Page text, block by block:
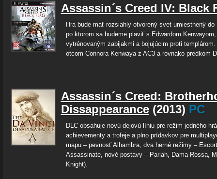
Assassin´s Creed IV: Black
Hra bude mať rozsiahly otvorený svet umiestnený do
po ktorom sa budeme plaviť s Edwardom
vytrénovaným zabijakmi a bojujúcim proti
otcom Connora Kenwaya z AC3 a rovnako predkom
Assassin´s Creed:
Dissappearance(2013) PC
DLC obsahuje novú dejovú líniu pre režim jedného
achievementy a trofeje a plno prídavkov pre
mapu – pevnosť Alhambra, dva herné režimy –
Assassinate, nové postavy – Pariah, Dama Rossa,
Knight).